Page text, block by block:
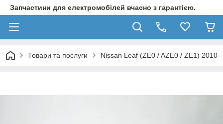
Запчастини для електромобілей вчасно з гарантією.
Товари та послуги Nissan Leaf (ZE0 / AZE0 / ZE1) 2010-